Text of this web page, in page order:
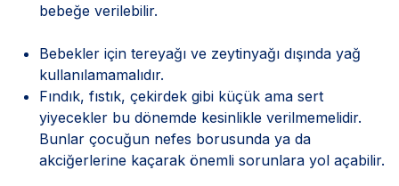
bebeğe verilebilir.
Bebekler için tereyağı ve zeytinyağı dışında yağ
kullanılamamalıdır.
Fındık, fıstık, çekirdek gibi küçük ama sert
yiyecekler bu dönemde kesinlikle verilmemelidir.
Bunlar çocuğun nefes borusunda ya da
akciğerlerine kaçarak önemli sorunlara yol açabilir.